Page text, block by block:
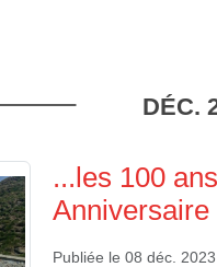
DÉC.
...les 100
Anniversaire
Publiée le08 déc. 2023